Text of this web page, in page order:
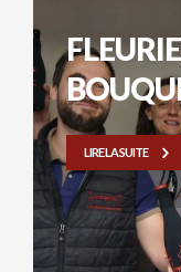
LIRE LA SUITE